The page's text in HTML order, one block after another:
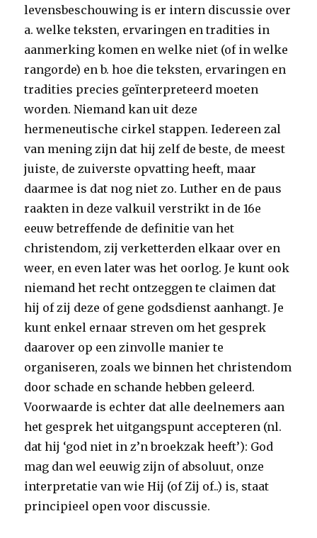
levensbeschouwing is er intern discussie over
a. welke teksten, ervaringen en tradities in
aanmerking komen en welke niet (of in welke
rangorde) en b. hoe die teksten, ervaringen en
tradities precies geïnterpreteerd moeten
worden. Niemand kan uit deze
hermeneutische cirkel stappen. Iedereen zal
van mening zijn dat hij zelf de beste, de meest
juiste, de zuiverste opvatting heeft, maar
daarmee is dat nog niet zo. Luther en de paus
raakten in deze valkuil verstrikt in de 16e
eeuw betreffende de definitie van het
christendom, zij verketterden elkaar over en
weer, en even later was het oorlog. Je kunt ook
niemand het recht ontzeggen te claimen dat
hij of zij deze of gene godsdienst aanhangt. Je
kunt enkel ernaar streven om het gesprek
daarover op een zinvolle manier te
organiseren, zoals we binnen het christendom
door schade en schande hebben geleerd.
Voorwaarde is echter dat alle deelnemers aan
het gesprek het uitgangspunt accepteren (nl.
dat hij ‘god niet in z’n broekzak heeft’): God
mag dan wel eeuwig zijn of absoluut, onze
interpretatie van wie Hij (of Zij of..) is, staat
principieel open voor discussie.